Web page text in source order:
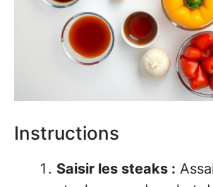
Instructions
Saisir les steaks :